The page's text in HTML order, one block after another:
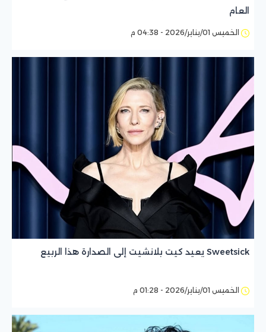
العام
الخميس 01/يناير/2026 - 04:38 م
الخميس 01/يناير/2026 - 01:28 م